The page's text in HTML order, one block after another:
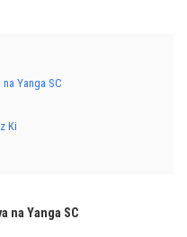
Yanga SC
Ki
na Yanga SC